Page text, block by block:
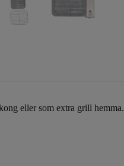
eller som extra grill hemma.